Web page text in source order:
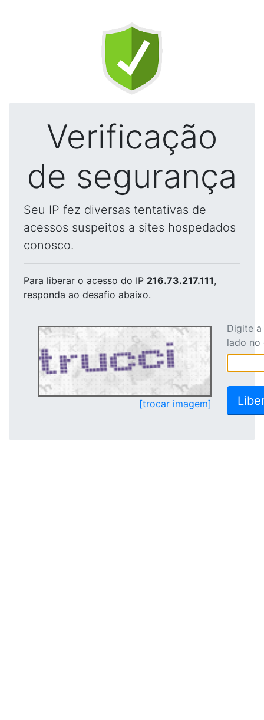
Verificação
de segurança
Seu IP fez diversas tentativas de
acessos suspeitos a sites hospedados
conosco.
Para liberar o acesso do IP 216.73.217.111,
responda ao desafio abaixo.
[trocar imagem]
Digite
lado no